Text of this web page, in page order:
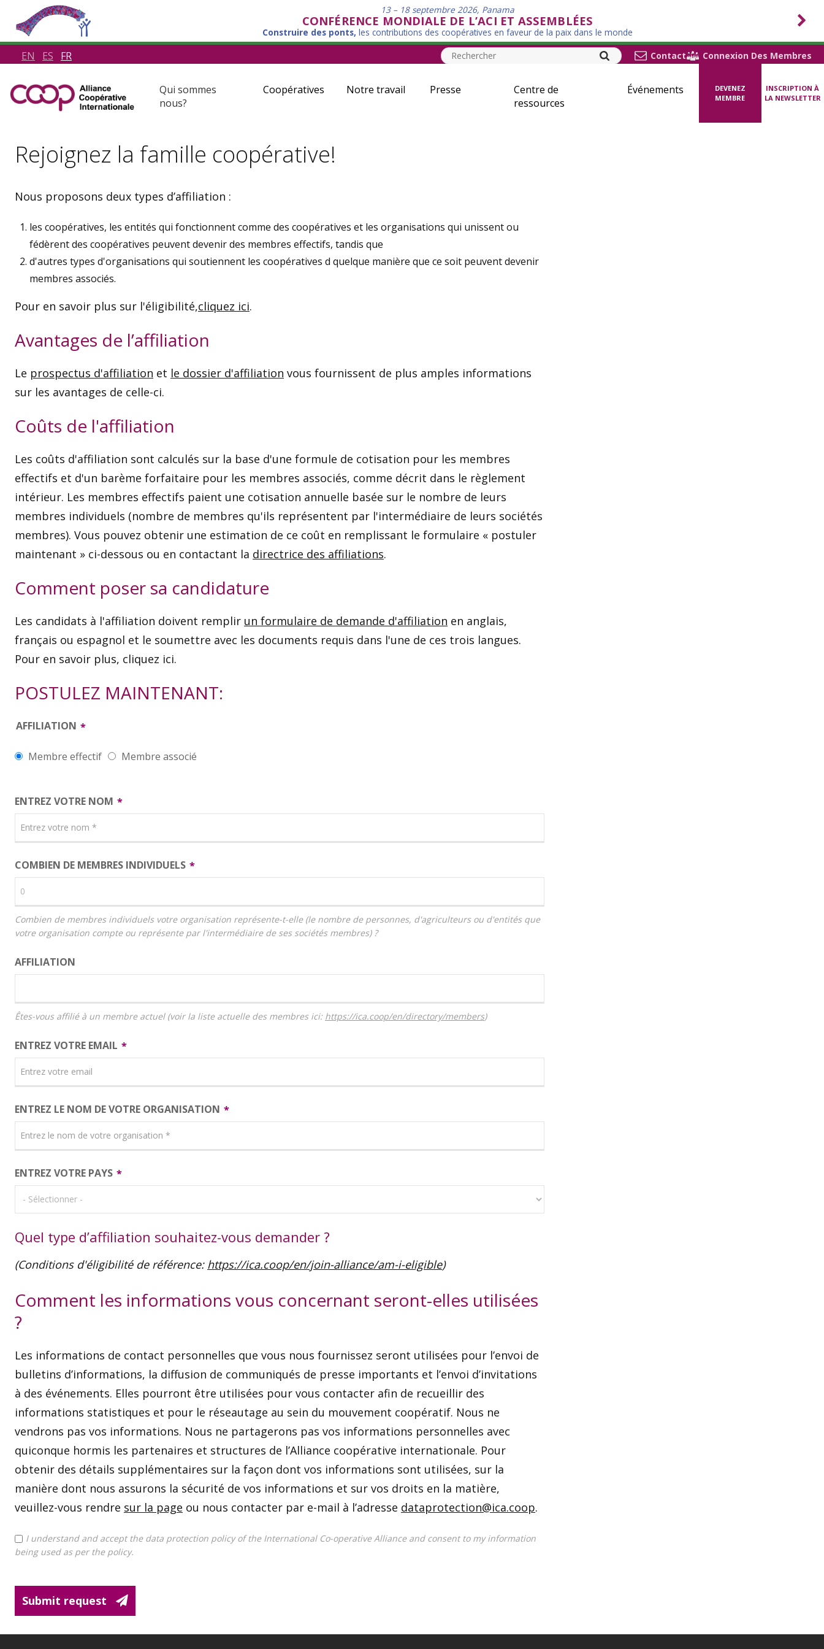
13 – 18 septembre 2026, Panama
CONFÉRENCE MONDIALE DE L’ACI ET ASSEMBLÉES
Construire des ponts, les contributions des coopératives en faveur de la paix dans le monde
EN ES FR Contact Connexion Des Membres
Qui sommes
nous?
Coopératives Notre travail Presse
Centre de
ressources
Événements
DEVENEZ
MEMBRE
INSCRIPTION À
LA NEWSLETTER
Rejoignez la famille coopérative!
Nous proposons deux types d’affiliation :
les coopératives, les entités qui fonctionnent comme des coopératives et les organisations qui unissent ou
fédèrent des coopératives peuvent devenir des membres effectifs, tandis que
d'autres types d'organisations qui soutiennent les coopératives d quelque manière que ce soit peuvent devenir
membres associés.
Pour en savoir plus sur l'éligibilité,cliquez ici.
Avantages de l’affiliation
Le prospectus d'affiliation et le dossier d'affiliation vous fournissent de plus amples informations
sur les avantages de celle-ci.
Coûts de l'affiliation
Les coûts d'affiliation sont calculés sur la base d'une formule de cotisation pour les membres
effectifs et d'un barème forfaitaire pour les membres associés, comme décrit dans le règlement
intérieur. Les membres effectifs paient une cotisation annuelle basée sur le nombre de leurs
membres individuels (nombre de membres qu'ils représentent par l'intermédiaire de leurs sociétés
membres). Vous pouvez obtenir une estimation de ce coût en remplissant le formulaire « postuler
maintenant » ci-dessous ou en contactant la directrice des affiliations.
Comment poser sa candidature
Les candidats à l'affiliation doivent remplir un formulaire de demande d'affiliation en anglais,
français ou espagnol et le soumettre avec les documents requis dans l'une de ces trois langues.
Pour en savoir plus, cliquez ici.
POSTULEZ MAINTENANT:
AFFILIATION
Membre effectif Membre associé
ENTREZ VOTRE NOM
COMBIEN DE MEMBRES INDIVIDUELS
Combien de membres individuels votre organisation représente-t-elle (le nombre de personnes, d'agriculteurs ou d'entités que
votre organisation compte ou représente par l'intermédiaire de ses sociétés membres) ?
AFFILIATION
Êtes-vous affilié à un membre actuel (voir la liste actuelle des membres ici: https://ica.coop/en/directory/members)
ENTREZ VOTRE EMAIL
ENTREZ LE NOM DE VOTRE ORGANISATION
ENTREZ VOTRE PAYS
Quel type d’affiliation souhaitez-vous demander ?
(Conditions d'éligibilité de référence: https://ica.coop/en/join-alliance/am-i-eligible)
Comment les informations vous concernant seront-elles utilisées
?
Les informations de contact personnelles que vous nous fournissez seront utilisées pour l’envoi de
bulletins d’informations, la diffusion de communiqués de presse importants et l’envoi d’invitations
à des événements. Elles pourront être utilisées pour vous contacter afin de recueillir des
informations statistiques et pour le réseautage au sein du mouvement coopératif. Nous ne
vendrons pas vos informations. Nous ne partagerons pas vos informations personnelles avec
quiconque hormis les partenaires et structures de l’Alliance coopérative internationale. Pour
obtenir des détails supplémentaires sur la façon dont vos informations sont utilisées, sur la
manière dont nous assurons la sécurité de vos informations et sur vos droits en la matière,
veuillez-vous rendre sur la page ou nous contacter par e-mail à l’adresse dataprotection@ica.coop.
TERMS
AND
CHECKBOX
I understand and accept the data protection policy of the International Co-operative Alliance and consent to my information
being used as per the policy.
Submit request